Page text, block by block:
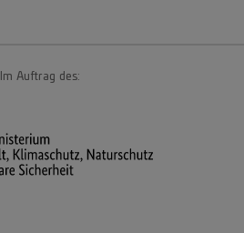
Im Auftrag des: